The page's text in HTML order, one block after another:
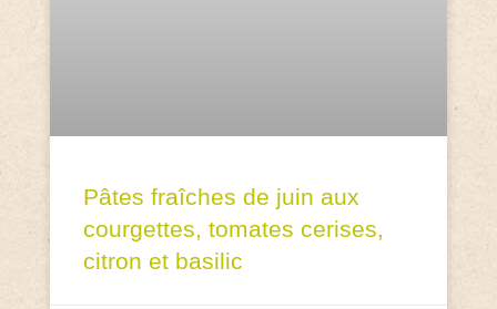
Pâtes fraîches de juin aux
courgettes, tomates cerises,
citron et basilic